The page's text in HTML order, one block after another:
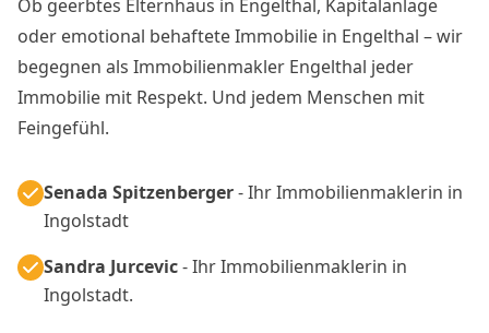
Ob geerbtes Elternhaus in Engelthal, Kapitalanlage
oder emotional behaftete Immobilie in Engelthal – wir
begegnen als Immobilienmakler Engelthal jeder
Immobilie mit Respekt. Und jedem Menschen mit
Feingefühl.
Senada Spitzenberger- Ihr Immobilienmaklerin in
Ingolstadt
Sandra Jurcevic- Ihr Immobilienmaklerin in
Ingolstadt.